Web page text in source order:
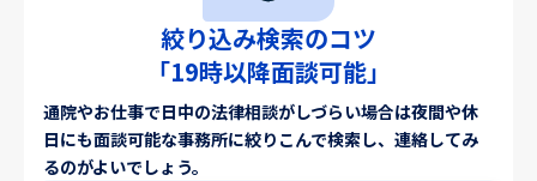
絞り込み検索のコツ
「19時以降面談可能」
通院やお仕事で日中の法律相談がしづらい場合は夜間や休
日にも面談可能な事務所に絞りこんで検索し、連絡してみ
るのがよいでしょう。